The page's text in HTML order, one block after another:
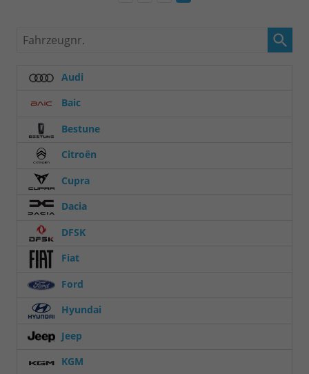
Fahrzeugnr.
Audi
Baic
Bestune
Citroën
Cupra
Dacia
DFSK
Fiat
Ford
Hyundai
Jeep
KGM